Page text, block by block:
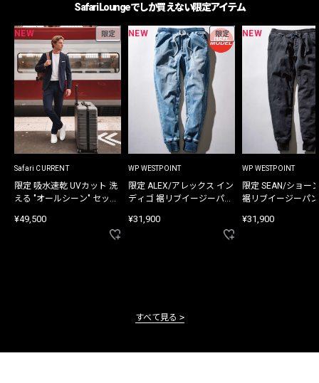
Safari Loungeでしか買えない限定アイテム
NEW 限定
Safari CURRENT
限定 吸水速乾 UVカット 洗
える "オールシーン" セット
¥49,500
NEW 限定
WP WESTPOINT
限定 ALEX/アレックス イン
ディゴ 裾リブイージーパン
¥31,900
NEW
WP WESTPOINT
限定 SEAN/ショー
裾リブイージーパ
¥31,900
すべて見る